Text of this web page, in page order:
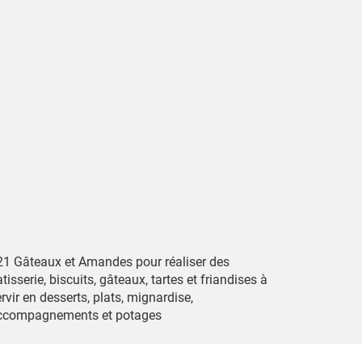
Gâteaux et Amandes pour réaliser des
biscuits, gâteaux, tartes et friandises à
en desserts, plats, mignardise,
et potages